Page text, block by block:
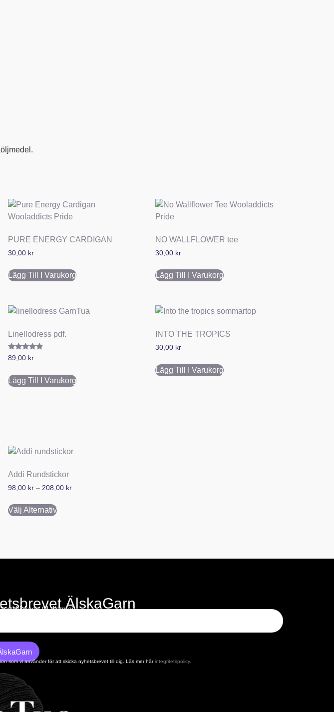
PURE ENERGY CARDIGAN
30,00 kr
Lägg Till I Varukorg
NO WALLFLOWER tee
30,00 kr
Lägg Till I Varukorg
Linellodress pdf.
Betygsatt
4.67
89,00 kr
Lägg Till I Varukorg
INTO THE TROPICS
30,00 kr
Lägg Till I Varukorg
Addi Rundstickor
98,00 kr – 208,00 kr
Välj Alternativ
ÄlskaGarn
skickade till din mail
som vi använder för att skicka nyhetsbrevet till dig. Läs mer härintegritetspolicy.